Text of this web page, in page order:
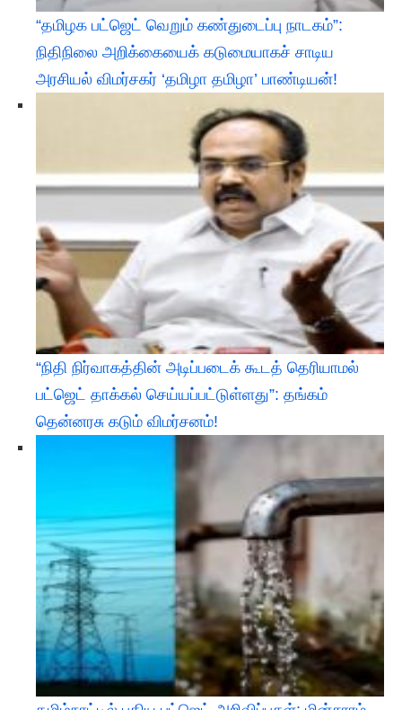
“தமிழக பட்ஜெட் வெறும் கண்துடைப்பு நாடகம்”:
நிதிநிலை அறிக்கையைக் கடுமையாகச் சாடிய
அரசியல் விமர்சகர் ‘தமிழா தமிழா’ பாண்டியன்!
“நிதி நிர்வாகத்தின் அடிப்படைக் கூடத் தெரியாமல்
பட்ஜெட் தாக்கல் செய்யப்பட்டுள்ளது”: தங்கம்
தென்னரசு கடும் விமர்சனம்!